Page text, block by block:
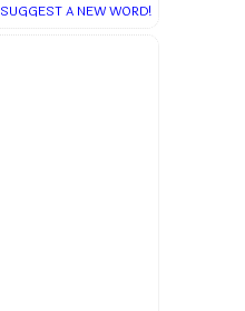
SUGGEST A NEW WORD!